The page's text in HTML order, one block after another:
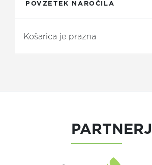
POVZETEK NAROČILA
Košarica je prazna
PARTNERJI